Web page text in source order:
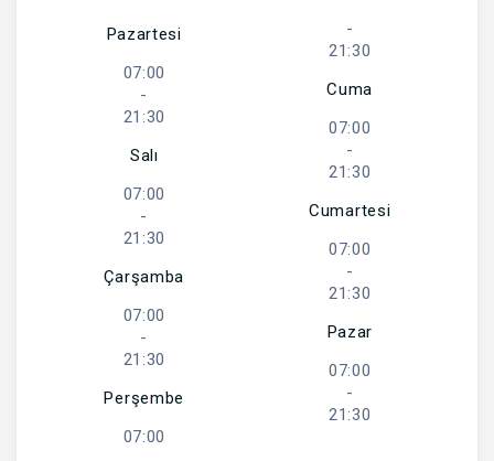
Pazartesi
07:00
-
21:30
Salı
07:00
-
21:30
Çarşamba
07:00
-
21:30
Perşembe
07:00
-
21:30
Cuma
07:00
-
21:30
Cumartesi
07:00
-
21:30
Pazar
07:00
-
21:30